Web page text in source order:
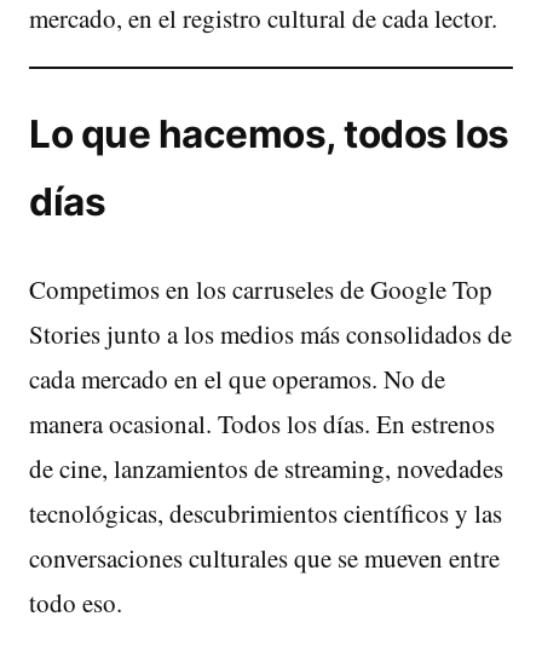
mercado, en el registro cultural de cada lector.
Lo que hacemos, todos los
días
Competimos en los carruseles de Google Top
Stories junto a los medios más consolidados de
cada mercado en el que operamos. No de
manera ocasional. Todos los días. En estrenos
de cine, lanzamientos de streaming, novedades
tecnológicas, descubrimientos científicos y las
conversaciones culturales que se mueven entre
todo eso.